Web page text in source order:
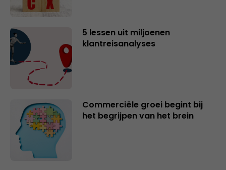
5 lessen uit miljoenen
klantreisanalyses
Commerciële groei begint bij
het begrijpen van het brein